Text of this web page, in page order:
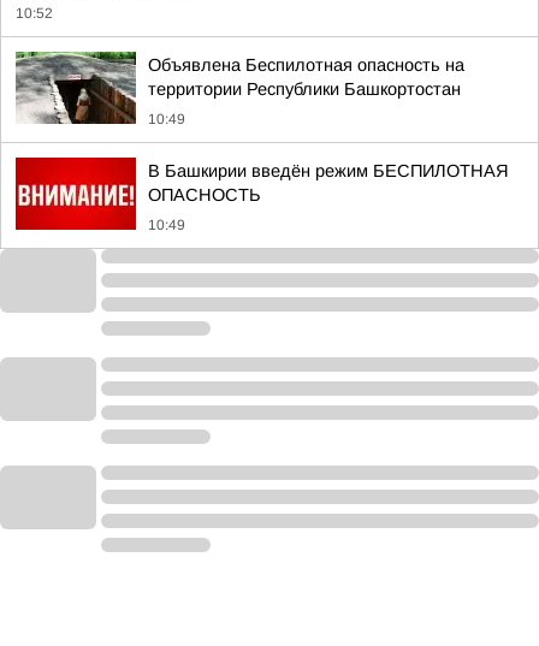
10:52
Объявлена Беспилотная опасность на
территории Республики Башкортостан
10:49
В Башкирии введён режим БЕСПИЛОТНАЯ
ОПАСНОСТЬ
10:49